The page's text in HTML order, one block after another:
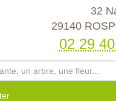
32
29140
02 29